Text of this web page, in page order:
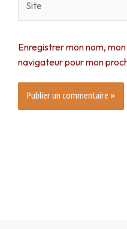
Enregistrer mon nom,
navigateur pour mon